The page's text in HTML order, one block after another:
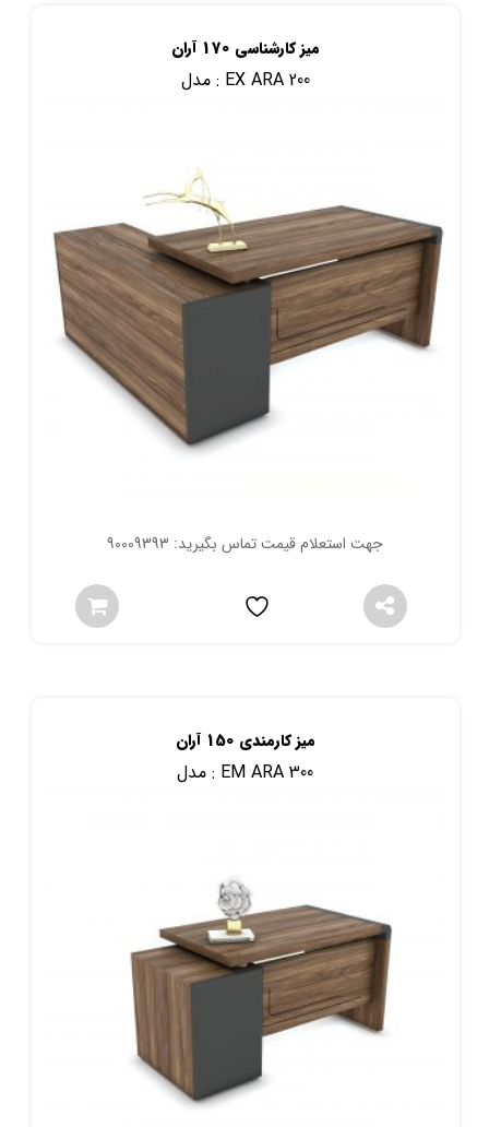
میز کارشناسی 170 آران
مدل : EX ARA 200
جهت استعلام قیمت تماس بگیرید: 90009393
میز کارمندی 150 آران
مدل : EM ARA 300